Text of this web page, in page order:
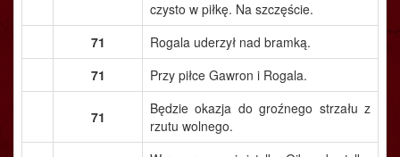
czysto w piłkę. Na szczęście.
71
Rogala uderzył nad bramką.
71
Przy piłce Gawron i Rogala.
71
Będzie okazja do groźnego strzału z
rzutu wolnego.